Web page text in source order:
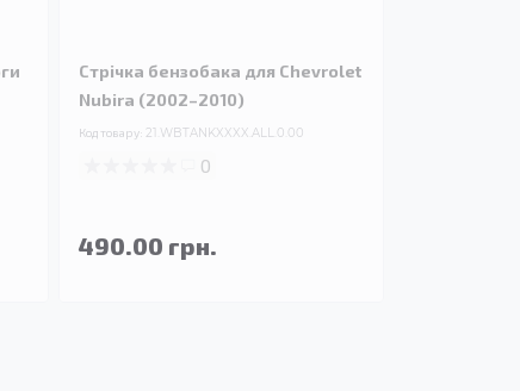
Стрічка бензобака для Chevrolet
Nubira (2002–2010)
Код товару: 21.WBTANKXXXX.ALL.0.00
0
490.00 грн.